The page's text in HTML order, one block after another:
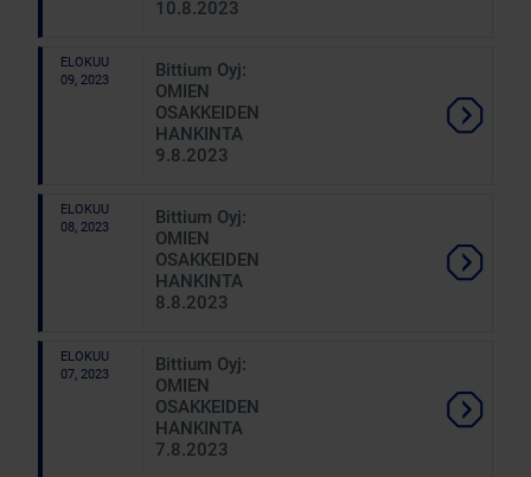
10.8.2023
ELOKUU
09, 2023
Bittium Oyj:
OMIEN
OSAKKEIDEN
HANKINTA
9.8.2023
ELOKUU
08, 2023
Bittium Oyj:
OMIEN
OSAKKEIDEN
HANKINTA
8.8.2023
ELOKUU
07, 2023
Bittium Oyj:
OMIEN
OSAKKEIDEN
HANKINTA
7.8.2023